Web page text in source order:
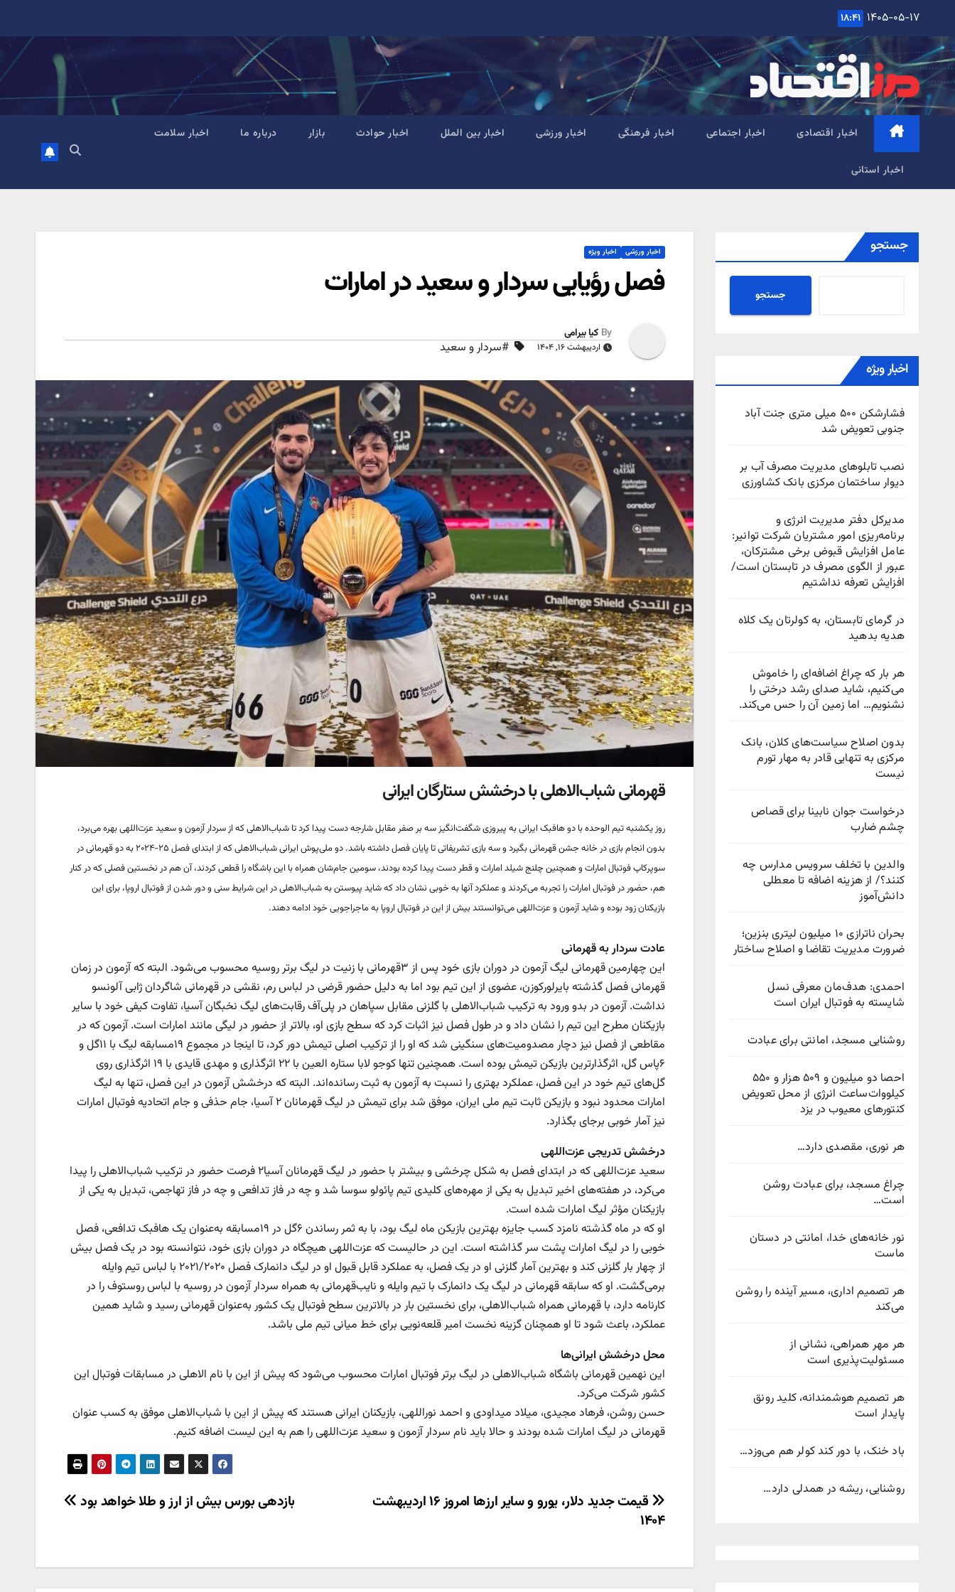
content
۱۴۰۵-۰۵-۱۷ ۱۸:۴۱
اخبار اقتصادی اخبار اجتماعی اخبار فرهنگی اخبار ورزشی اخبار بین الملل اخبار حوادث بازار درباره ما اخبار سلامت
اخبار استانی
جستجو
جستجو
اخبار ویژه
فشارشکن ۵۰۰ میلی متری جنت آباد
جنوبی تعویض شد
نصب تابلوهای مدیریت مصرف آب بر
دیوار ساختمان مرکزی بانک کشاورزی
مدیرکل دفتر مدیریت انرژی و
برنامه‌ریزی امور مشتریان شرکت توانیر:
عامل افزایش قبوض برخی مشترکان،
عبور از الگوی مصرف در تابستان است/
افزایش تعرفه نداشتیم
در گرمای تابستان، به کولرتان یک کلاه
هدیه بدهید
هر بار که چراغ اضافه‌ای را خاموش
می‌کنیم، شاید صدای رشد درختی را
نشنویم… اما زمین آن را حس می‌کند.
بدون اصلاح سیاست‌های کلان، بانک
مرکزی به تنهایی قادر به مهار تورم
نیست
درخواست جوان نابینا برای قصاص
چشم ضارب
والدین با تخلف سرویس مدارس چه
کنند؟/ از هزینه اضافه تا معطلی
دانش‌آموز
بحران ناترازی ۱۰ میلیون لیتری بنزین؛
ضرورت مدیریت تقاضا و اصلاح ساختار
احمدی: هدف‌مان معرفی نسل
شایسته به فوتبال ایران است
روشنایی مسجد، امانتی برای عبادت
احصا دو میلیون و ۵۰۹ هزار و ۵۵۰
کیلووات‌ساعت انرژی از محل تعویض
کنتورهای معیوب در یزد
هر نوری، مقصدی دارد…
چراغ مسجد، برای عبادت روشن
است…
نور خانه‌های خدا، امانتی در دستان
ماست
هر تصمیم اداری، مسیر آینده را روشن
می‌کند
هر مهر همراهی، نشانی از
مسئولیت‌پذیری است
هر تصمیم هوشمندانه، کلید رونق
پایدار است
باد خنک، با دور کند کولر هم می‌وزد…
روشنایی، ریشه در همدلی دارد…
اخبار ورزشی اخبار ویژه
فصل رؤیایی سردار و سعید در امارات
By کیا بیرامی
اردیبهشت ۱۶, ۱۴۰۴ #سردار و سعید
قهرمانی شباب‌الاهلی با درخشش ستارگان ایرانی
روز یکشنبه تیم الوحده با دو هافبک ایرانی به پیروزی شگفت‌انگیز سه بر صفر مقابل شارجه دست پیدا کرد تا شباب‌الاهلی که از سردار آزمون و سعید عزت‌اللهی بهره می‌برد،
بدون انجام بازی در خانه جشن قهرمانی بگیرد و سه بازی تشریفاتی تا پایان فصل داشته باشد. دو ملی‌پوش ایرانی شباب‌الاهلی که از ابتدای فصل ۲۵-۲۰۲۴ به دو قهرمانی در
سوپرکاپ فوتبال امارات و همچنین چلنج شیلد امارات و قطر دست پیدا کرده بودند، سومین جام‌شان همراه با این باشگاه را قطعی کردند، آن هم در نخستین فصلی که در کنار
هم، حضور در فوتبال امارات را تجربه می‌کردند و عملکرد آنها به خوبی نشان داد که شاید پیوستن به شباب‌الاهلی در این شرایط سنی و دور شدن از فوتبال اروپا، برای این
بازیکنان زود بوده و شاید آزمون و عزت‌اللهی می‌توانستند بیش از این در فوتبال اروپا به ماجراجویی خود ادامه دهند‌.
عادت سردار به قهرمانی
این چهارمین قهرمانی لیگ آزمون در دوران بازی خود پس از ۳قهرمانی با زنیت در لیگ برتر روسیه محسوب می‌شود. البته که آزمون در زمان
قهرمانی فصل گذشته بایرلورکوزن، عضوی از این تیم بود اما به دلیل حضور قرضی در لباس رم، نقشی در قهرمانی شاگردان ژابی آلونسو
نداشت. آزمون در بدو ورود به ترکیب شباب‌الاهلی با گلزنی مقابل سپاهان در پلی‌آف رقابت‌های لیگ نخبگان آسیا، تفاوت کیفی خود با سایر
بازیکنان مطرح این تیم را نشان داد و در طول فصل نیز اثبات کرد که سطح بازی او، بالاتر از حضور در لیگی مانند امارات است. آزمون که در
مقاطعی از فصل نیز دچار مصدومیت‌های سنگینی شد که او را از ترکیب اصلی تیمش دور کرد، تا اینجا در مجموع ۱۹مسابقه لیگ با ۱۱گل و
۶پاس گل، اثرگذارترین بازیکن تیمش بوده است. همچنین تنها کوجو لابا ستاره العین با ۲۲ اثرگذاری و مهدی قایدی با ۱۹ اثرگذاری روی
گل‌های تیم خود در این فصل، عملکرد بهتری را نسبت به آزمون به ثبت رسانده‌اند. البته که درخشش آزمون در این فصل، تنها به لیگ
امارات محدود نبود و بازیکن ثابت تیم ملی ایران، موفق شد برای تیمش در لیگ قهرمانان ۲ آسیا، جام حذفی و جام اتحادیه فوتبال امارات
نیز آمار خوبی برجای بگذارد.
درخشش تدریجی عزت‌اللهی
سعید عزت‌اللهی که در ابتدای فصل به شکل چرخشی و بیشتر با حضور در لیگ قهرمانان آسیا۲ فرصت حضور در ترکیب شباب‌الاهلی را پیدا
می‌کرد، در هفته‌های اخیر تبدیل به یکی از مهره‌های کلیدی تیم پائولو سوسا شد و چه در فاز تدافعی و چه در فاز تهاجمی، تبدیل به یکی از
بازیکنان مؤثر لیگ امارات شده است.
او که در ماه گذشته نامزد کسب جایزه بهترین بازیکن ماه لیگ بود، با به ثمر رساندن ۶گل در ۱۹مسابقه به‌عنوان یک هافبک تدافعی، فصل
خوبی را در لیگ امارات پشت سر گذاشته است. این در حالیست که عزت‌اللهی هیچگاه در دوران بازی خود، نتوانسته بود در یک فصل بیش
از چهار بار گلزنی کند و بهترین آمار گلزنی او در یک فصل، به عملکرد قابل ‌قبول او در لیگ دانمارک فصل ۲۰۲۱/۲۰۲۰ با لباس تیم وایله
برمی‌گشت. او که سابقه قهرمانی در لیگ یک دانمارک با تیم وایله و نایب‌قهرمانی به همراه سردار آزمون در روسیه با لباس روستوف را در
کارنامه دارد، با قهرمانی همراه شباب‌الاهلی، برای نخستین بار در بالاترین سطح فوتبال یک کشور به‌عنوان قهرمانی رسید و شاید همین
عملکرد، باعث شود تا او همچنان گزینه نخست امیر قلعه‌نویی برای خط میانی تیم ملی باشد.
محل درخشش ایرانی‌ها
این نهمین قهرمانی باشگاه شباب‌الاهلی در لیگ برتر فوتبال امارات محسوب می‌شود که پیش از این با نام الاهلی در مسابقات فوتبال این
کشور شرکت می‌کرد.
حسن روشن، فرهاد مجیدی، میلاد میداودی و احمد نوراللهی، بازیکنان ایرانی هستند که پیش از این با شباب‌الاهلی موفق به کسب عنوان
قهرمانی در لیگ امارات شده بودند و حالا باید نام سردار آزمون و سعید عزت‌اللهی را هم به این لیست اضافه کنیم.
راهبری
نوشته
بازدهی بورس بیش از ارز و طلا خواهد بود
قیمت جدید دلار، یورو و سایر ارزها امروز ۱۶ اردیبهشت
۱۴۰۴